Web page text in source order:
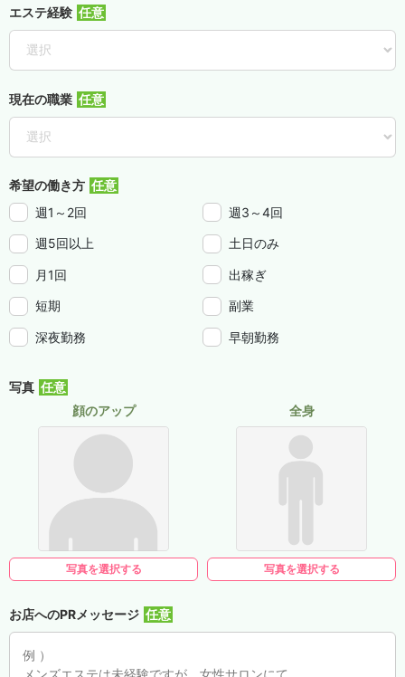
エステ経験
現在の職業
希望の働き方
週1～2回
週3～4回
週5回以上 土日のみ
月1回 出稼ぎ
短期 副業
深夜勤務 早朝勤務
写真
顔のアップ
写真を選択する
全身
写真を選択する
お店へのPRメッセージ